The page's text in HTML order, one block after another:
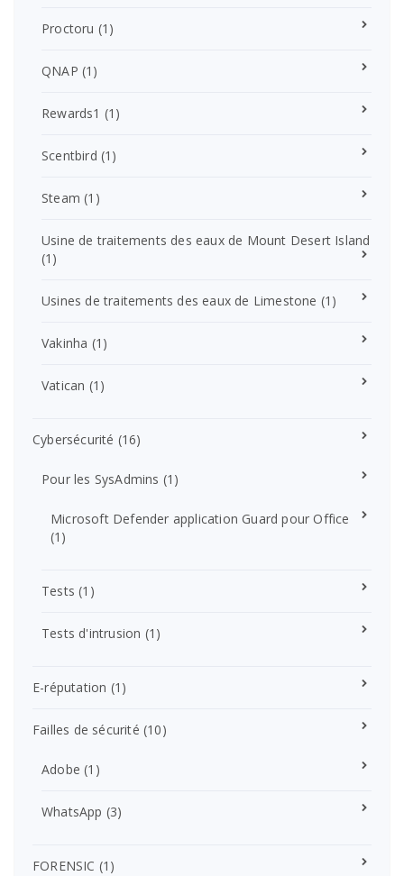
Proctoru (1)
QNAP (1)
Rewards1 (1)
Scentbird (1)
Steam (1)
Usine de traitements des eaux de Mount Desert Island
(1)
Usines de traitements des eaux de Limestone (1)
Vakinha (1)
Vatican (1)
Cybersécurité (16)
Pour les SysAdmins (1)
Microsoft Defender application Guard pour Office
(1)
Tests (1)
Tests d'intrusion (1)
E-réputation (1)
Failles de sécurité (10)
Adobe (1)
WhatsApp (3)
FORENSIC (1)